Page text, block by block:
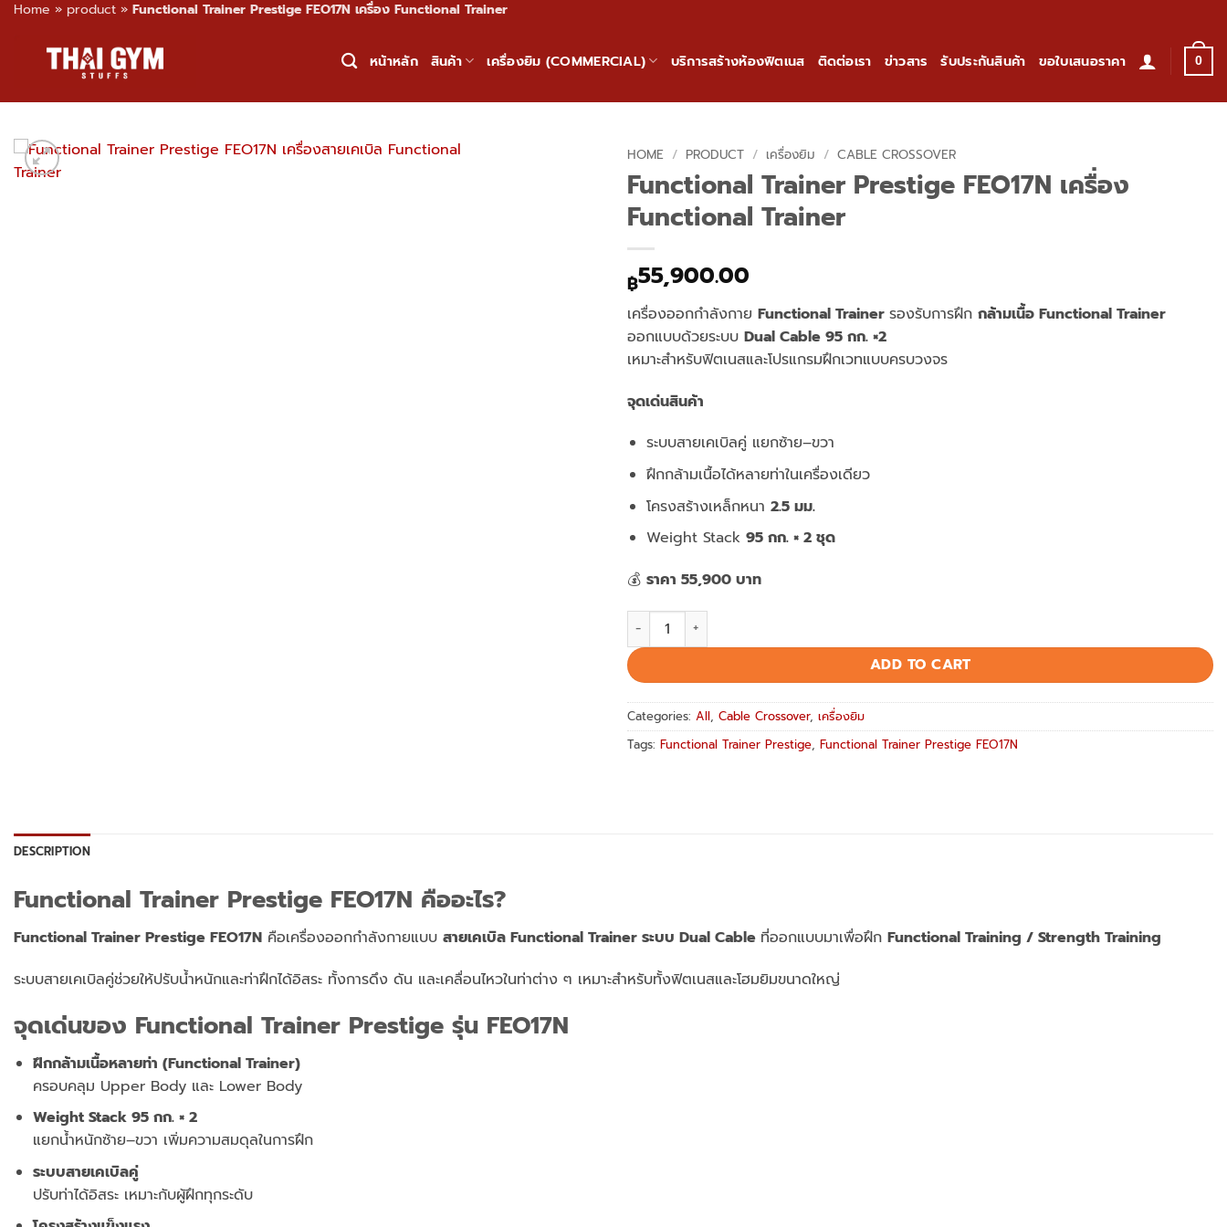
Home » product » Functional Trainer Prestige FEO17N เครื่อง Functional Trainer
content
หน้าหลัก สินค้า เครื่องยิม (COMMERCIAL) บริการสร้างห้องฟิตเนส ติดต่อเรา ข่าวสาร รับประกันสินค้า ขอใบเสนอราคา 0
HOME / PRODUCT / เครื่องยิม / CABLE CROSSOVER
Functional Trainer Prestige FEO17N เครื่อง
Functional Trainer
฿55,900.00
เครื่องออกกำลังกาย Functional Trainer รองรับการฝึก กล้ามเนื้อ Functional Trainer
ออกแบบด้วยระบบ Dual Cable 95 กก. ×2
เหมาะสำหรับฟิตเนสและโปรแกรมฝึกเวทแบบครบวงจร
จุดเด่นสินค้า
ระบบสายเคเบิลคู่ แยกซ้าย–ขวา
ฝึกกล้ามเนื้อได้หลายท่าในเครื่องเดียว
โครงสร้างเหล็กหนา 2.5 มม.
Weight Stack 95 กก. × 2 ชุด
💰 ราคา 55,900 บาท
Functional Trainer Prestige FEO17N เครื่อง Functional Trainer quantity
ADD TO CART
Categories: All, Cable Crossover, เครื่องยิม
Tags: Functional Trainer Prestige, Functional Trainer Prestige FEO17N
DESCRIPTION
Functional Trainer Prestige FEO17N คืออะไร?
Functional Trainer Prestige FEO17N คือเครื่องออกกำลังกายแบบ สายเคเบิล Functional Trainer ระบบ Dual Cable ที่ออกแบบมาเพื่อฝึก Functional Training / Strength Training
ระบบสายเคเบิลคู่ช่วยให้ปรับน้ำหนักและท่าฝึกได้อิสระ ทั้งการดึง ดัน และเคลื่อนไหวในท่าต่าง ๆ เหมาะสำหรับทั้งฟิตเนสและโฮมยิมขนาดใหญ่
จุดเด่นของ Functional Trainer Prestige รุ่น FEO17N
ฝึกกล้ามเนื้อหลายท่า (Functional Trainer)
ครอบคลุม Upper Body และ Lower Body
Weight Stack 95 กก. × 2
แยกน้ำหนักซ้าย–ขวา เพิ่มความสมดุลในการฝึก
ระบบสายเคเบิลคู่
ปรับท่าได้อิสระ เหมาะกับผู้ฝึกทุกระดับ